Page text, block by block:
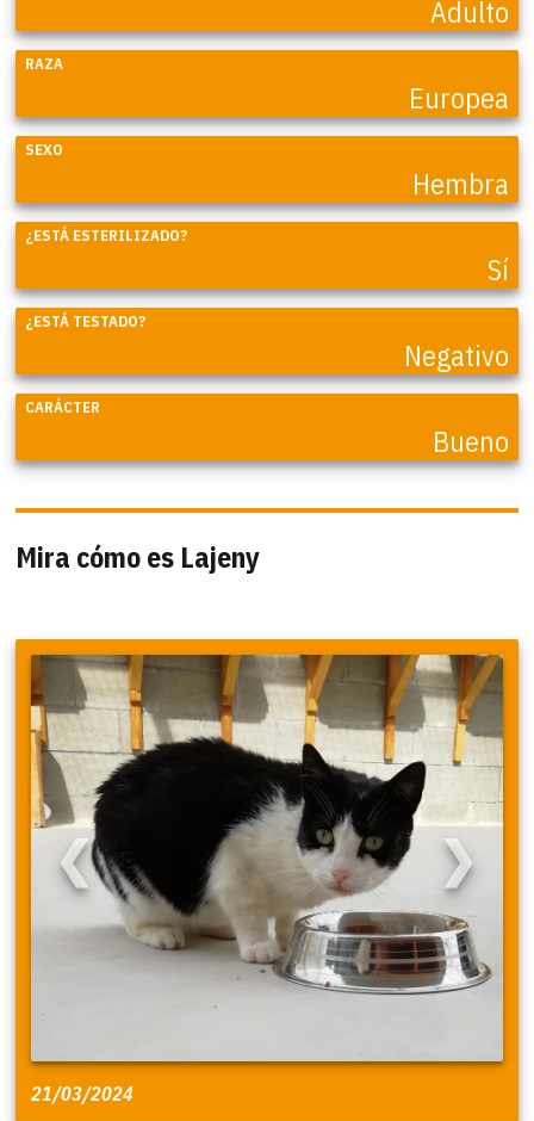
Adulto
RAZA
Europea
SEXO
Hembra
¿ESTÁ ESTERILIZADO?
Sí
¿ESTÁ TESTADO?
Negativo
CARÁCTER
Bueno
Mira cómo es Lajeny
❮ ❯
21/03/2024